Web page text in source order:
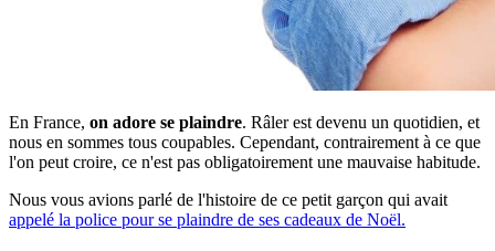
En France, on adore se plaindre. Râler est devenu un quotidien, et
nous en sommes tous coupables. Cependant, contrairement à ce que
l'on peut croire, ce n'est pas obligatoirement une mauvaise habitude.
Nous vous avions parlé de l'histoire de ce petit garçon qui avait
appelé la police pour se plaindre de ses cadeaux de Noël.